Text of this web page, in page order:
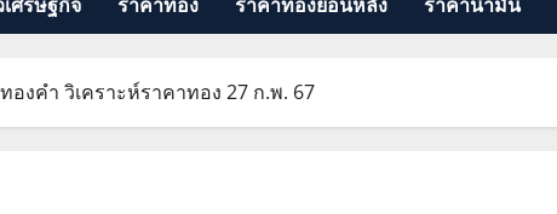
งคำ วิเคราะห์ราคาทอง 27 ก.พ. 67